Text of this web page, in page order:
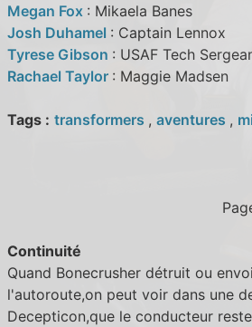
Megan Fox : Mikaela Banes
Josh Duhamel : Captain Lennox
Tyrese Gibson : USAF Tech
Rachael Taylor : Maggie Madsen
Tags : transformers , aventures ,
Continuité
Quand Bonecrusher détruit ou
l'autoroute,on peut voir dans une
Decepticon,que le conducteur